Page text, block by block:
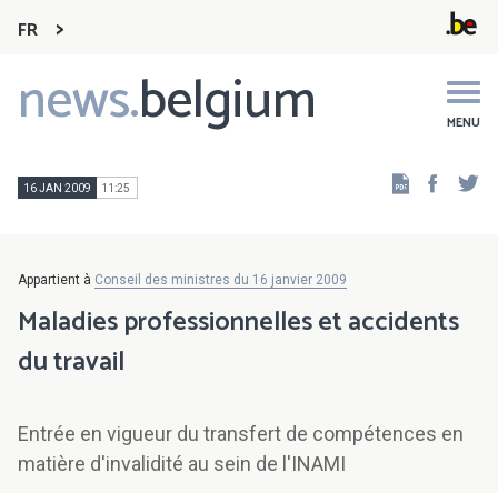
FR
news.belgium MENU
Main
navigation
16 JAN 2009 11:25
Appartient à Conseil des ministres du 16 janvier 2009
Maladies professionnelles et accidents
du travail
Entrée en vigueur du transfert de compétences en
matière d'invalidité au sein de l'INAMI